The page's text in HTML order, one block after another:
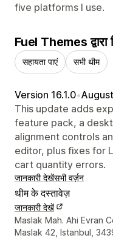
five platforms I use.
Fuel Themes द्वारा
सहायता पाएं सभी थीम
Version 16.1.0•
This update adds
feature pack, a
alignment controls
editor, plus fixes for
cart quantity errors.
जानकारी देखेंसभी वर्ज़न
थीम के दस्तावेज़
जानकारी देखें
डिज़ाइनर के संपर्क की
Maslak Mah. Ahi Evran
Maslak 42, Istanbul,